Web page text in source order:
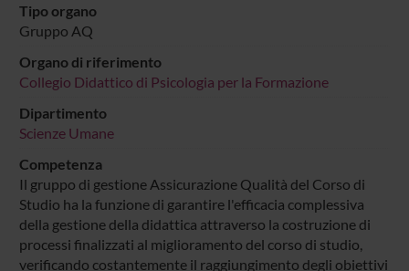
Tipo organo
Gruppo AQ
Organo di riferimento
Collegio Didattico di Psicologia per la Formazione
Dipartimento
Scienze Umane
Competenza
Il gruppo di gestione Assicurazione Qualità del Corso di
Studio ha la funzione di garantire l'efficacia complessiva
della gestione della didattica attraverso la costruzione di
processi finalizzati al miglioramento del corso di studio,
verificando costantemente il raggiungimento degli obiettivi